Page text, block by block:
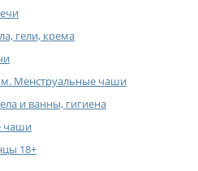
гели, крема
Менструальные чаши
и ванны, гигиена
чаши
18+